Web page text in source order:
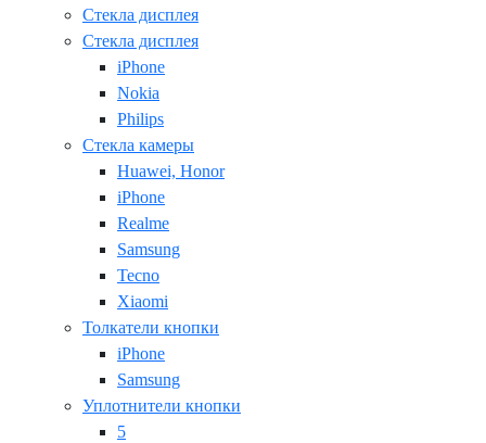
Стекла дисплея
Стекла дисплея
iPhone
Nokia
Philips
Стекла камеры
Huawei, Honor
iPhone
Realme
Samsung
Tecno
Xiaomi
Толкатели кнопки
iPhone
Samsung
Уплотнители кнопки
5